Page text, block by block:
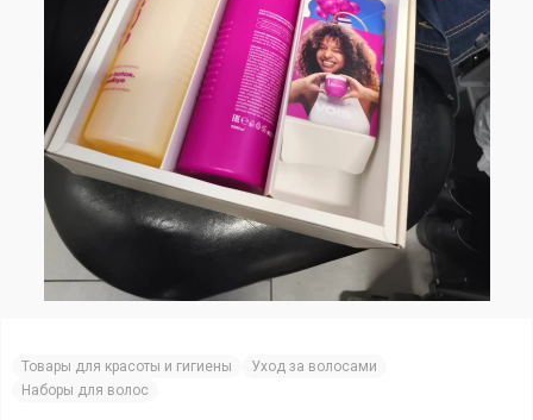
Товары для красоты и гигиены
Уход за волосами
Наборы для волос